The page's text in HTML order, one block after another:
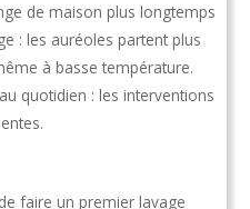
de maison plus longtemps
: les auréoles partent plus
à basse température.
quotidien : les interventions
faire un premier lavage